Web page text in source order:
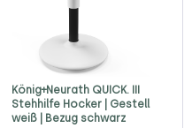
König+Neurath QUICK. III
Stehhilfe Hocker | Gestell
weiß | Bezug schwarz